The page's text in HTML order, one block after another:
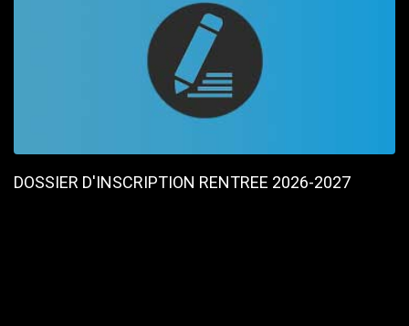
DOSSIER D'INSCRIPTION RENTREE 2026-2027